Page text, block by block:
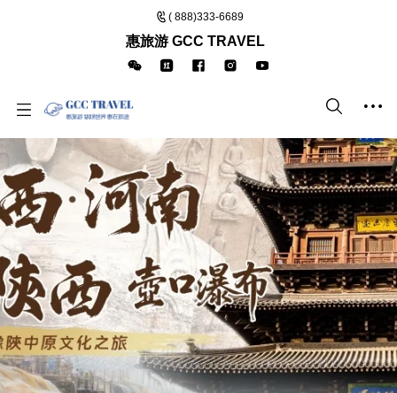
( 888)333-6689
惠旅游 GCC TRAVEL